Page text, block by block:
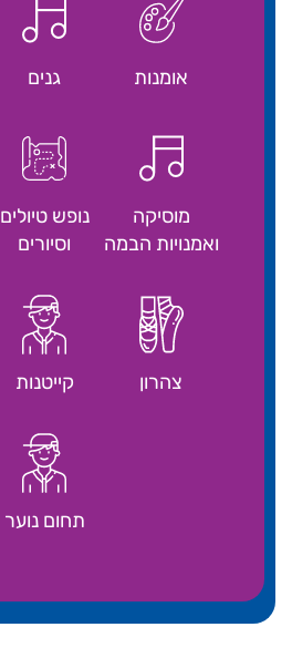
אומנות גנים
מוסיקה
ואמנויות הבמה
נופש טיולים
וסיורים
צהרון קייטנות
תחום נוער